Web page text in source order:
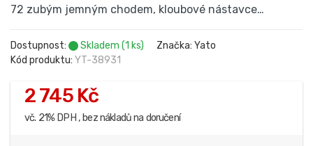
72 zubým jemným chodem, kloubové nástavce…
Dostupnost: Skladem (1 ks)
Značka: Yato
Kód produktu: YT-38931
2 745 Kč
vč. 21% DPH , bez nákladů na doručení